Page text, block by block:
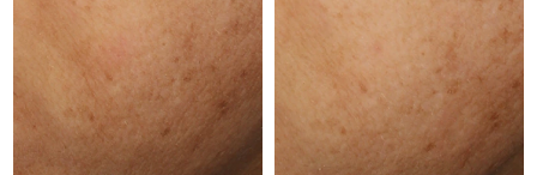
Meksika Tahmini teslim tarihi 8/16/26
Monako Tahmini teslim tarihi 8/13/26
Hollanda Tahmini teslim tarihi 8/12/26